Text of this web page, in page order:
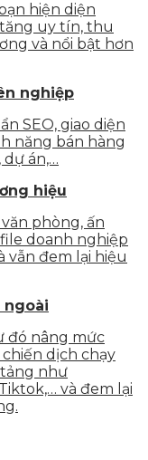
hiện diện
uy tín, thu
và nổi bật hơn
nghiệp
SEO, giao diện
năng bán hàng
dự án,…
hiệu
phòng, ấn
doanh nghiệp
vẫn đem lại hiệu
ngoài
đó nâng mức
dịch chạy
như
và đem lại